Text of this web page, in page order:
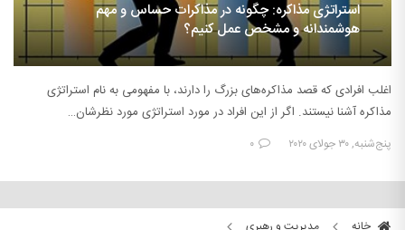
استراتژی مذاکره: چگونه در مذاکرات حساس و مهم
هوشمندانه و مشخص عمل کنیم؟
اغلب افرادی که قصد مذاکره‌های بزرگ را دارند، با مفهومی به نام استراتژی
مذاکره آشنا نیستند. اگر از این افراد در مورد استراتژی مورد نظرشان…
پنج‌شنبه, ۳۰ جولای ۲۰۲۰ ۰